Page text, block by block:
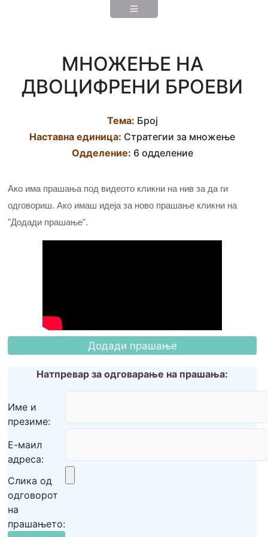
МНОЖЕЊЕ НА
ДВОЦИФРЕНИ БРОЕВИ
Тема: Број
Наставна eдиница: Стратегии за множење
Одделение: 6 одделение
Ако има прашања под видеото кликни на нив за да ги
одговориш. Ако имаш идеја за ново прашање кликни на
"Додади прашање".
Натпревар за одговарање на прашања:
Име и
презиме:
Е-маил
адреса:
Слика од
одговорот
на
прашањето: